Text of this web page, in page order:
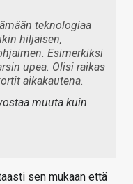
teknologiaa
hiljaisen,
Esimerkiksi
upea. Olisi raikas
aikakautena.
muuta kuin
sen mukaan että